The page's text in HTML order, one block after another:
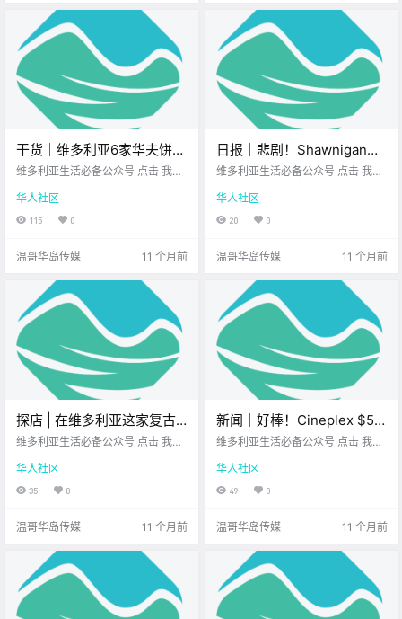
干货｜维多利亚6家华夫饼必
打卡！甜咸都有，吃到停不
维多利亚生活必备公众号 点击 我在
想一直在你身边 维多利亚的吃货们
集合啦！ 华夫饼不只是早餐 它完全
华人社区
115 0
温哥华岛传媒 11 个月前
日报｜悲剧！Shawnigan
Lake12岁少年车祸身亡！维
破坏！
维多利亚生活必备公众号 点击 我在
华人社区
20 0
温哥华岛传媒 11 个月前
探店 | 在维多利亚这家复古
文具店，用打字机找回慢时
维多利亚生活必备公众号 点击 我在
想一直在你身边 那天我在市中心闲
逛 走在Johnson Street上时 偶然发
华人社区
35 0
温哥华岛传媒 11 个月前
新闻｜好棒！Cineplex $5观
影&爆米花活动限时回归！
看今年有何亮点！
维多利亚生活必备公众号 点击 我在
想一直在你身边 大家周二好呀~ 新
的一周已步入正轨 希望你元气满
华人社区
49 0
温哥华岛传媒 11 个月前